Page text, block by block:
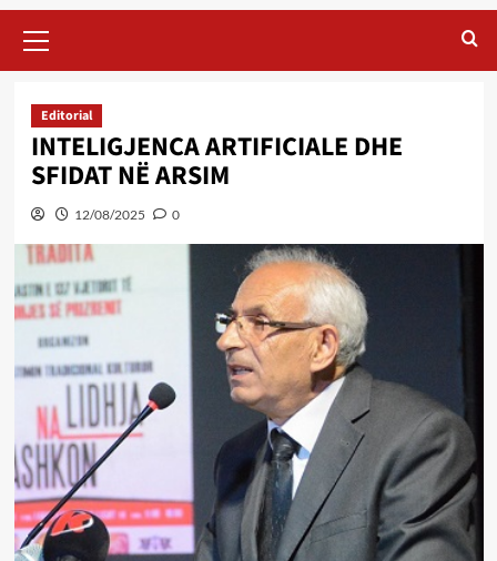
Menu
Editorial
INTELIGJENCA ARTIFICIALE DHE
SFIDAT NË ARSIM
12/08/2025 0